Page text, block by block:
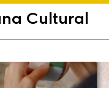
Cultural